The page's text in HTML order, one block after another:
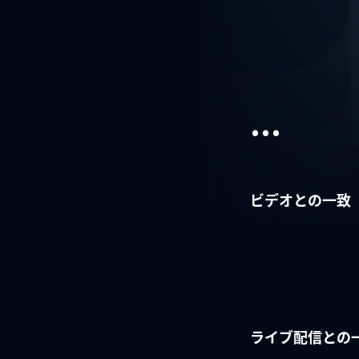
...
ビデオとの一致
ライブ配信との